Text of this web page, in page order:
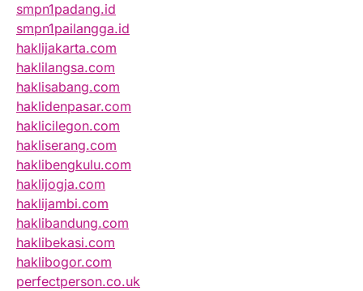
smpn1padang.id
smpn1pailangga.id
haklijakarta.com
haklilangsa.com
haklisabang.com
haklidenpasar.com
haklicilegon.com
hakliserang.com
haklibengkulu.com
haklijogja.com
haklijambi.com
haklibandung.com
haklibekasi.com
haklibogor.com
perfectperson.co.uk